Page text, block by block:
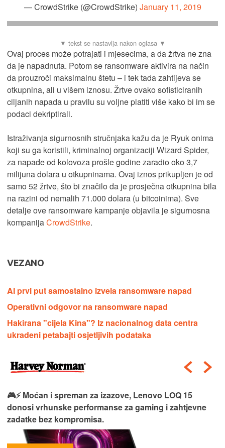
— CrowdStrike (@CrowdStrike) January 11, 2019
Ovaj proces može potrajati i mjesecima, a da žrtva ne zna
da je napadnuta. Potom se ransomware aktivira na način
da prouzroči maksimalnu štetu – i tek tada zahtijeva se
otkupnina, ali u višem iznosu. Žrtve ovako sofisticiranih
ciljanih napada u pravilu su voljne platiti više kako bi im se
podaci dekriptirali.
Istraživanja sigurnosnih stručnjaka kažu da je Ryuk onima
koji su ga koristili, kriminalnoj organizaciji Wizard Spider,
za napade od kolovoza prošle godine zaradio oko 3,7
milijuna dolara u otkupninama. Ovaj iznos prikupljen je od
samo 52 žrtve, što bi značilo da je prosječna otkupnina bila
na razini od nemalih 71.000 dolara (u bitcoinima). Sve
detalje ove ransomware kampanje objavila je sigurnosna
kompanijaCrowdStrike.
VEZANO
AI prvi put samostalno izvela ransomware napad
Operativni odgovor na ransomware napad
Hakirana "cijela Kina"? Iz nacionalnog data centra
ukradeni petabajti osjetljivih podataka
🎮⚡ Moćan i spreman za izazove, Lenovo LOQ 15
donosi vrhunske performanse za gaming i zahtjevne
zadatke bez kompromisa.